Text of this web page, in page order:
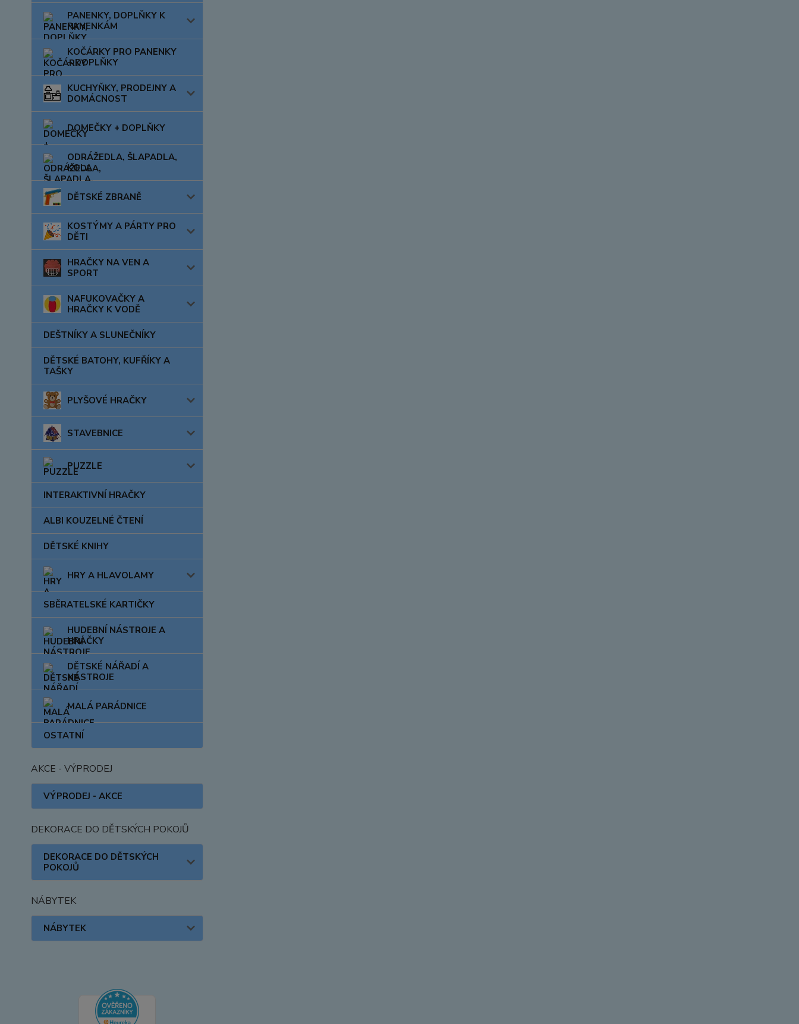
PANENKY, DOPLŇKY K
PANENKÁM
KOČÁRKY PRO PANENKY
+ DOPLŇKY
KUCHYŇKY, PRODEJNY A
DOMÁCNOST
DOMEČKY + DOPLŇKY
ODRÁŽEDLA, ŠLAPADLA,
KOLA
DĚTSKÉ ZBRANĚ
KOSTÝMY A PÁRTY PRO
DĚTI
HRAČKY NA VEN A
SPORT
NAFUKOVAČKY A
HRAČKY K VODĚ
DEŠTNÍKY A SLUNEČNÍKY
DĚTSKÉ BATOHY, KUFŘÍKY A
TAŠKY
PLYŠOVÉ HRAČKY
STAVEBNICE
PUZZLE
INTERAKTIVNÍ HRAČKY
ALBI KOUZELNÉ ČTENÍ
DĚTSKÉ KNIHY
HRY A HLAVOLAMY
SBĚRATELSKÉ KARTIČKY
HUDEBNÍ NÁSTROJE A
HRAČKY
DĚTSKÉ NÁŘADÍ A
NÁSTROJE
MALÁ PARÁDNICE
OSTATNÍ
AKCE - VÝPRODEJ
VÝPRODEJ - AKCE
DEKORACE DO DĚTSKÝCH POKOJŮ
DEKORACE DO DĚTSKÝCH
POKOJŮ
NÁBYTEK
NÁBYTEK